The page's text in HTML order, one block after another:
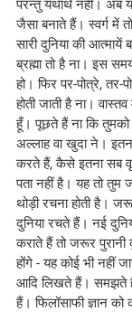
परन्तु यथार्थ नहीं।
जैसा बनाते हैं। स्वर्ग में
सारी दुनिया की आत्मायें
ब्रह्मा तो है ना। इस
हो। फिर पर-पोत्रे, तर-
होती जाती है ना।
हूँ। पूछते हैं ना कि तुमको
अल्लाह वा खुदा ने।
करते हैं, कैसे इतना सब
पता नहीं है। यह तो तुम
थोड़ी रचना होती है।
दुनिया रचते हैं। नई
कराते हैं तो जरूर पुरानी
होंगे - यह कोई भी नहीं
आदि लिखते हैं। समझते
हैं। फिलॉसाफी ज्ञान